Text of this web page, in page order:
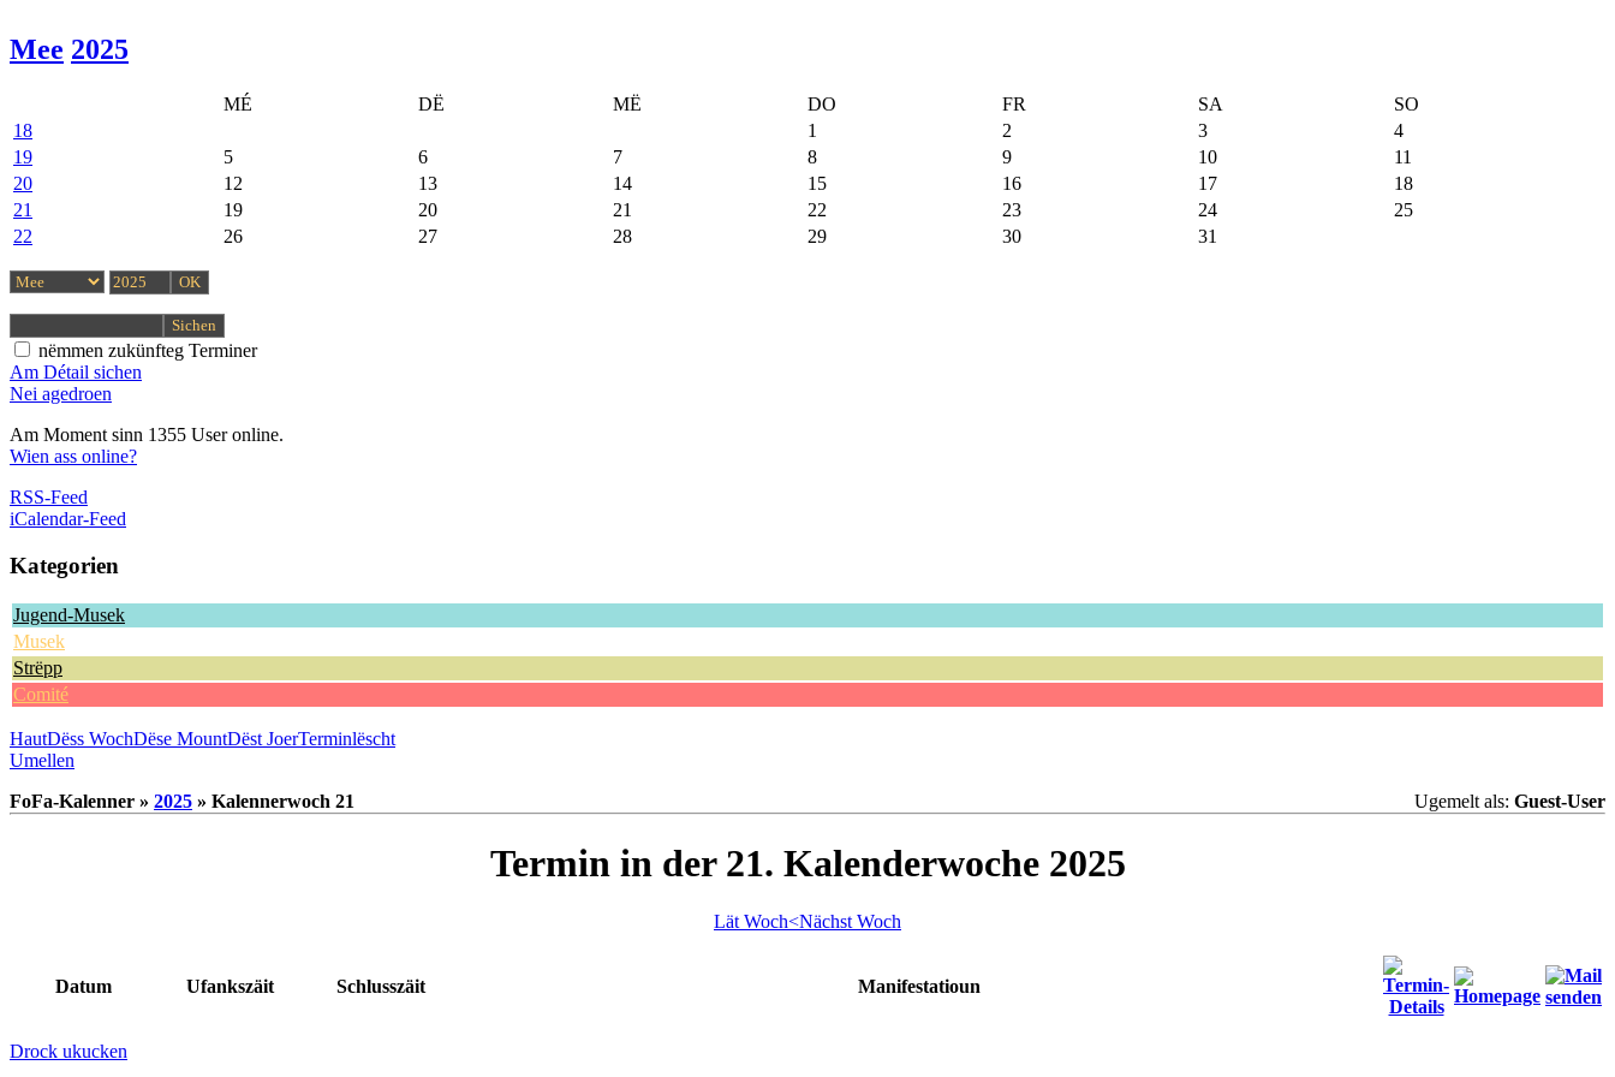
Mee 2025
MÉ DË MË DO FR SA
SO
18
1 2 3
4
19
5 6 7 8 9 10
11
20
12 13 14 15 16 17
18
21
19 20 21 22 23 24
25
22
26 27 28 29 30 31
nëmmen zukünfteg Terminer
Am Détail sichen
Nei agedroen
Am Moment sinn 1355 User online.
Wien ass online?
RSS-Feed
iCalendar-Feed
Kategorien
Jugend-Musek
Musek
Strëpp
Comité
HautDëss WochDëse MountDëst JoerTerminlëscht
Umellen
FoFa-Kalenner » 2025 » Kalennerwoch 21 Ugemelt als: Guest-User
Termin in der 21. Kalenderwoche 2025
Lät Woch<Nächst Woch
Datum Ufankszäit Schlusszäit Manifestatioun
Drock ukucken